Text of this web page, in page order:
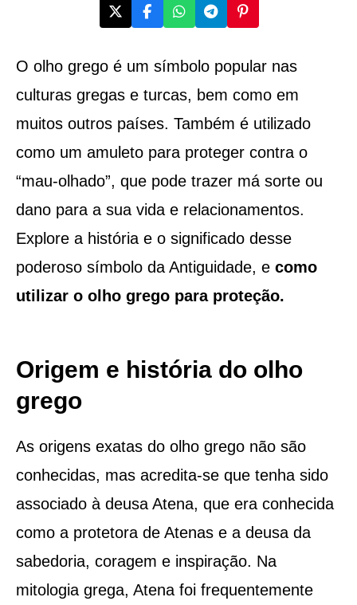
O olho grego é um símbolo popular nas
culturas gregas e turcas, bem como em
muitos outros países. Também é utilizado
como um amuleto para proteger contra o
“mau-olhado”, que pode trazer má sorte ou
dano para a sua vida e relacionamentos.
Explore a história e o significado desse
poderoso símbolo da Antiguidade, e como
utilizar o olho grego para proteção.
Origem e história do olho
grego
As origens exatas do olho grego não são
conhecidas, mas acredita-se que tenha sido
associado à deusa Atena, que era conhecida
como a protetora de Atenas e a deusa da
sabedoria, coragem e inspiração. Na
mitologia grega, Atena foi frequentemente